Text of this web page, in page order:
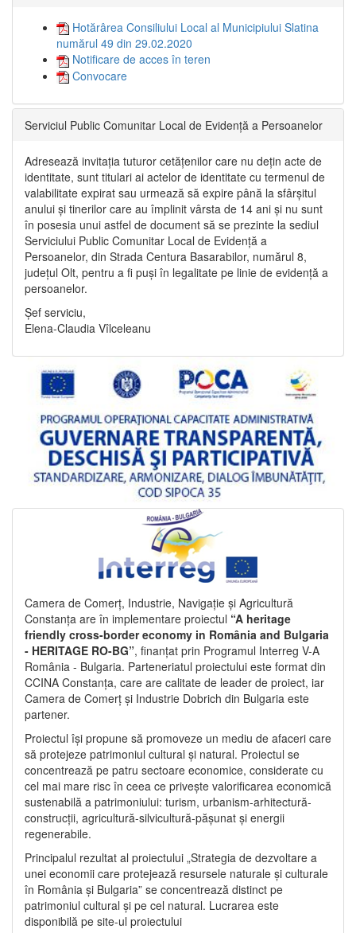
Hotărârea Consiliului Local al Municipiului Slatina
numărul 49 din 29.02.2020
Notificare de acces în teren
Convocare
Serviciul Public Comunitar Local de Evidență a Persoanelor
Adresează invitația tuturor cetățenilor care nu dețin acte de
identitate, sunt titulari ai actelor de identitate cu termenul de
valabilitate expirat sau urmează să expire până la sfârșitul
anului și tinerilor care au împlinit vârsta de 14 ani și nu sunt
în posesia unui astfel de document să se prezinte la sediul
Serviciului Public Comunitar Local de Evidență a
Persoanelor, din Strada Centura Basarabilor, numărul 8,
județul Olt, pentru a fi puși în legalitate pe linie de evidență a
persoanelor.
Șef serviciu,
Elena-Claudia Vîlceleanu
Camera de Comerț, Industrie, Navigație și Agricultură
Constanța are în implementare proiectul “A heritage
friendly cross-border economy in România and Bulgaria
- HERITAGE RO-BG”, finanțat prin Programul Interreg V-A
România - Bulgaria. Parteneriatul proiectului este format din
CCINA Constanța, care are calitate de leader de proiect, iar
Camera de Comerț și Industrie Dobrich din Bulgaria este
partener.
Proiectul își propune să promoveze un mediu de afaceri care
să protejeze patrimoniul cultural și natural. Proiectul se
concentrează pe patru sectoare economice, considerate cu
cel mai mare risc în ceea ce privește valorificarea economică
sustenabilă a patrimoniului: turism, urbanism-arhitectură-
construcții, agricultură-silvicultură-pășunat și energii
regenerabile.
Principalul rezultat al proiectului „Strategia de dezvoltare a
unei economii care protejează resursele naturale și culturale
în România și Bulgaria” se concentrează distinct pe
patrimoniul cultural și pe cel natural. Lucrarea este
disponibilă pe site-ul proiectului